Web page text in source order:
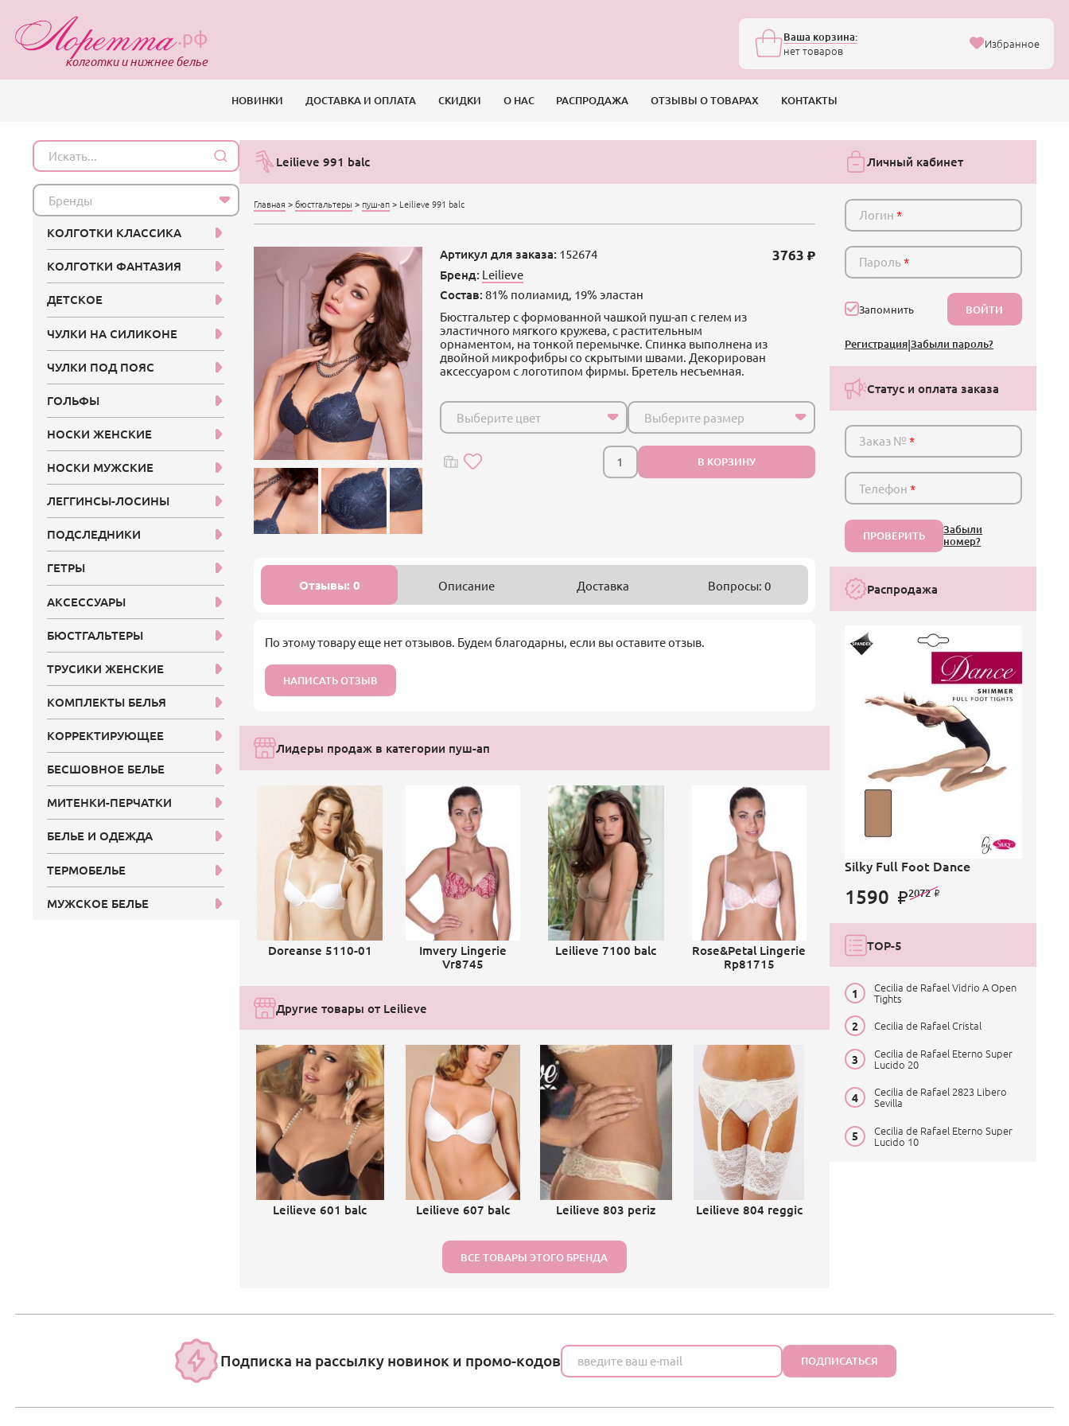
.рф
колготки и нижнее белье
Ваша корзина:
нет товаров
Избранное
НОВИНКИ ДОСТАВКА И ОПЛАТА СКИДКИ О НАС РАСПРОДАЖА ОТЗЫВЫ О ТОВАРАХ КОНТАКТЫ
Leilieve 991 balc
Главная > бюстгальтеры > пуш-ап > Leilieve 991 balc
Артикул для заказа: 152674
Бренд: Leilieve
Состав: 81% полиамид, 19% эластан
Бюстгальтер с формованной чашкой пуш-ап c гелем из
эластичного мягкого кружева, с растительным
орнаментом, на тонкой перемычке. Спинка выполнена из
двойной микрофибры со скрытыми швами. Декорирован
аксессуаром с логотипом фирмы. Бретель несъемная.
3763
Выберите цвет Выберите размер
В КОРЗИНУ
Отзывы: 0 Описание Доставка Вопросы: 0
По этому товару еще нет отзывов. Будем благодарны, если вы оставите отзыв.
НАПИСАТЬ ОТЗЫВ
Лидеры продаж в категории пуш-ап
Doreanse 5110-01
Imvery Lingerie
Vr8745
Leilieve 7100 balc
Rose&Petal Lingerie
Rp81715
Другие товары от Leilieve
Leilieve 601 balc Leilieve 607 balc Leilieve 803 periz Leilieve 804 reggic
ВСЕ ТОВАРЫ ЭТОГО БРЕНДА
Личный кабинет
Логин*
Пароль*
Запомнить ВОЙТИ
Регистрация|Забыли пароль?
Статус и оплата заказа
Заказ №*
Телефон*
ПРОВЕРИТЬ
Забыли
номер?
Распродажа
Silky Full Foot Dance
1590 2072
TOP-5
Cecilia de Rafael Vidrio A Open
Tights
Cecilia de Rafael Cristal
Cecilia de Rafael Eterno Super
Lucido 20
Cecilia de Rafael 2823 Libero
Sevilla
Cecilia de Rafael Eterno Super
Lucido 10
Бренды
КОЛГОТКИ КЛАССИКА
КОЛГОТКИ ФАНТАЗИЯ
ДЕТСКОЕ
ЧУЛКИ НА СИЛИКОНЕ
ЧУЛКИ ПОД ПОЯС
ГОЛЬФЫ
НОСКИ ЖЕНСКИЕ
НОСКИ МУЖСКИЕ
ЛЕГГИНСЫ-ЛОСИНЫ
ПОДСЛЕДНИКИ
ГЕТРЫ
АКСЕССУАРЫ
БЮСТГАЛЬТЕРЫ
ТРУСИКИ ЖЕНСКИЕ
КОМПЛЕКТЫ БЕЛЬЯ
КОРРЕКТИРУЮЩЕЕ
БЕСШОВНОЕ БЕЛЬЕ
МИТЕНКИ-ПЕРЧАТКИ
БЕЛЬЕ И ОДЕЖДА
ТЕРМОБЕЛЬЕ
МУЖСКОЕ БЕЛЬЕ
Подписка на рассылку новинок и промо-кодов ПОДПИСАТЬСЯ